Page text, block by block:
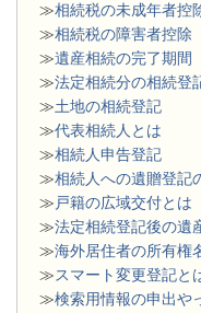
≫相続税の未成年者控
≫相続税の障害者控除
≫遺産相続の完了期間
≫法定相続分の相続登
≫土地の相続登記
≫代表相続人とは
≫相続人申告登記
≫相続人への遺贈登記
≫戸籍の広域交付とは
≫法定相続登記後の遺
≫海外居住者の所有権
≫スマート変更登記と
≫検索用情報の申出や